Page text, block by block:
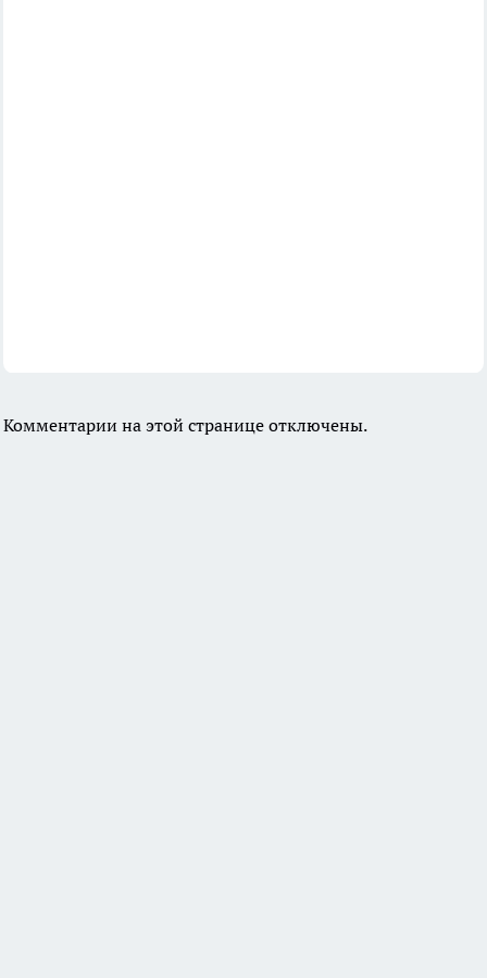
Комментарии на этой странице отключены.